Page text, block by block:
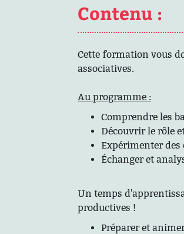
Contenu :
Cette formation vous
associatives.
Au programme :
Comprendre les
Découvrir le rôle
Expérimenter
Échanger et
Un temps
productives !
Préparer et